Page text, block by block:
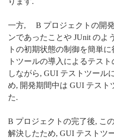
一方, B プロジェクトの開
ンであったことや JUnit のよ
トの初期状態の制御を簡単
トツールの導入によるテス
しながら, GUI テストツール
め, 開発期間中は GUI テスト
た.
B プロジェクトの完了後, こ
解決したため, GUI テストツ